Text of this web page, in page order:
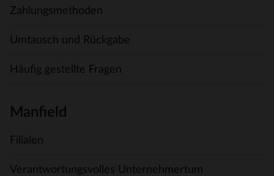
Zahlungsmethoden
Umtausch und Rückgabe
Häufig gestellte Fragen
Manfield
Filialen
Verantwortungsvolles Unternehmertum